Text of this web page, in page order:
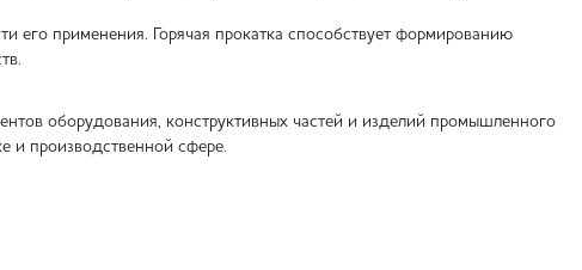
его применения. Горячая прокатка способствует формированию
оборудования, конструктивных частей и изделий промышленного
и производственной сфере.